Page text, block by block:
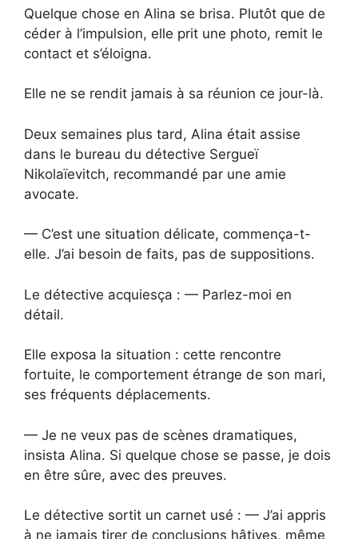
Quelque chose en Alina se brisa. Plutôt que de
céder à l’impulsion, elle prit une photo, remit le
contact et s’éloigna.
Elle ne se rendit jamais à sa réunion ce jour-là.
Deux semaines plus tard, Alina était assise
dans le bureau du détective Sergueï
Nikolaïevitch, recommandé par une amie
avocate.
— C’est une situation délicate, commença-t-
elle. J’ai besoin de faits, pas de suppositions.
Le détective acquiesça : — Parlez-moi en
détail.
Elle exposa la situation : cette rencontre
fortuite, le comportement étrange de son mari,
ses fréquents déplacements.
— Je ne veux pas de scènes dramatiques,
insista Alina. Si quelque chose se passe, je dois
en être sûre, avec des preuves.
Le détective sortit un carnet usé : — J’ai appris
à ne jamais tirer de conclusions hâtives, même